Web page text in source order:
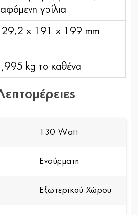
γρίλια
x 191 x 199 mm
kg το καθένα
130 Watt
Ενσύρματη
Εξωτερικού Χώρου